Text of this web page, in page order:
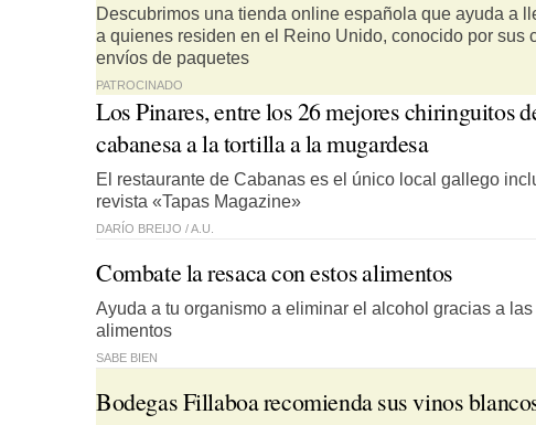
Descubrimos una tienda online española que ayuda a
a quienes residen en el Reino Unido, conocido por sus
envíos de paquetes
PATROCINADO
Los Pinares, entre los 26 mejores chiringuitos
cabanesa a la tortilla a la mugardesa
El restaurante de Cabanas es el único local gallego
revista «Tapas Magazine»
DARÍO BREIJO /A.U.
Combate la resaca con estos alimentos
Ayuda a tu organismo a eliminar el alcohol gracias a
alimentos
SABE BIEN
Bodegas Fillaboa recomienda sus vinos